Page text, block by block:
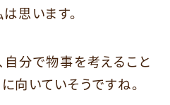
は思います。
自分で物事を考えること
向いていそうですね。